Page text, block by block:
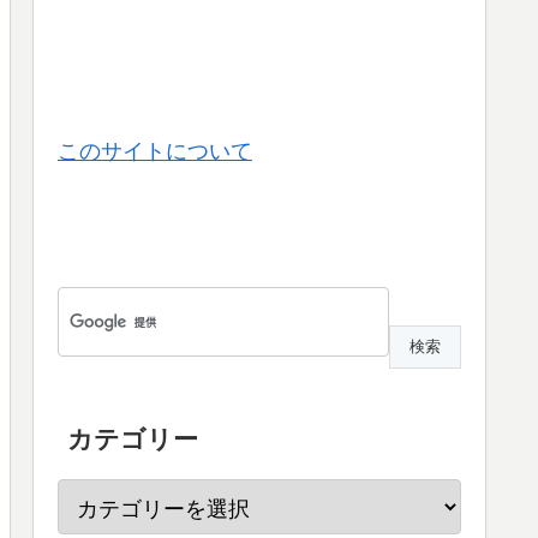
このサイトについて
カテゴリー